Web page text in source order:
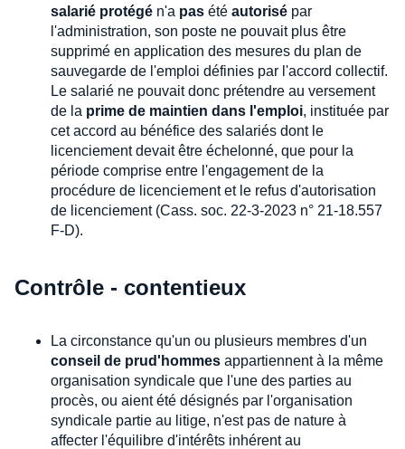
salarié protégé n'a pas été autorisé par
l'administration, son poste ne pouvait plus être
supprimé en application des mesures du plan de
sauvegarde de l'emploi définies par l'accord collectif.
Le salarié ne pouvait donc prétendre au versement
de la prime de maintien dans l'emploi, instituée par
cet accord au bénéfice des salariés dont le
licenciement devait être échelonné, que pour la
période comprise entre l'engagement de la
procédure de licenciement et le refus d'autorisation
de licenciement (Cass. soc. 22-3-2023 n° 21-18.557
F-D).
Contrôle - contentieux
La circonstance qu'un ou plusieurs membres d'un
conseil de prud'hommes appartiennent à la même
organisation syndicale que l'une des parties au
procès, ou aient été désignés par l'organisation
syndicale partie au litige, n'est pas de nature à
affecter l'équilibre d'intérêts inhérent au